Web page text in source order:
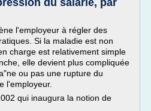
du salarié, par
l'employeur à régler des
Si la maladie est non
charge est relativement simple
elle devient plus compliquée
ou pas une rupture du
l'employeur.
qui inaugura la notion de